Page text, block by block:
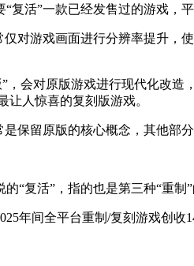
活”一款已经发售过的游戏，平
游戏画面进行分辨率提升，使
会对原版游戏进行现代化改造
让人惊喜的复刻版游戏。
留原版的核心概念，其他部分
复活”，指的也是第三种“重制”
年间全平台重制/复刻游戏创收